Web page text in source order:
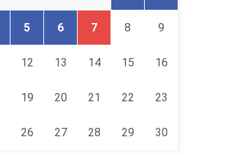
5 6 7 8 9
12 13 14 15 16
19 20 21 22 23
26 27 28 29 30